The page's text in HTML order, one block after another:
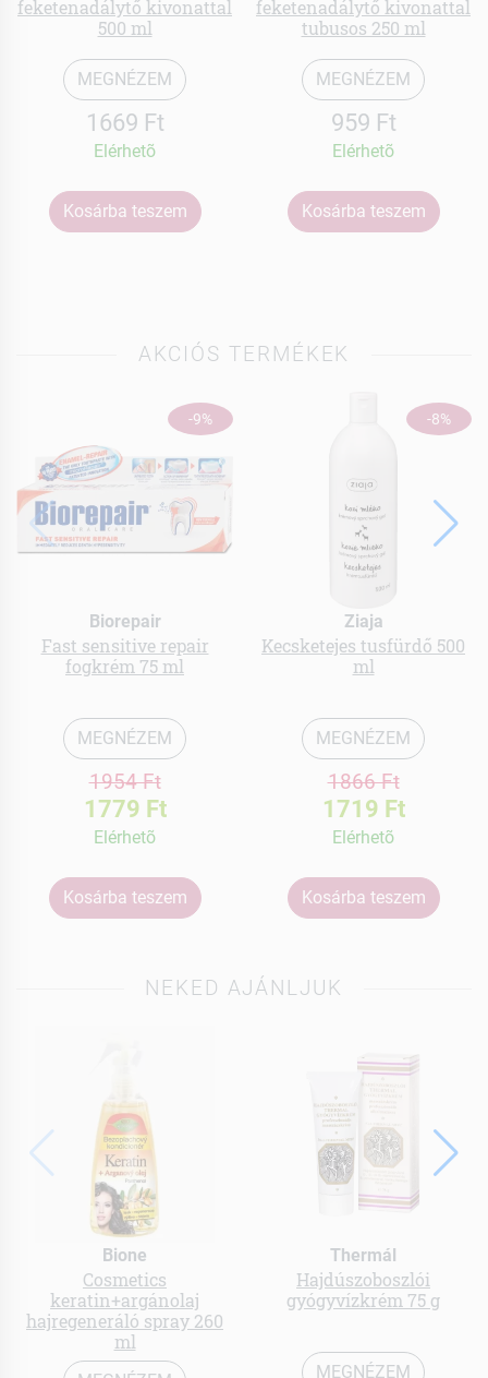
feketenadálytő kivonattal
500 ml
MEGNÉZEM
1669 Ft
Elérhetõ
Kosárba teszem
feketenadálytő kivonattal
tubusos 250 ml
MEGNÉZEM
959 Ft
Elérhetõ
Kosárba teszem
AKCIÓS TERMÉKEK
-9%
Biorepair
Fast sensitive repair
fogkrém 75 ml
MEGNÉZEM
1954 Ft
1779 Ft
Elérhetõ
Kosárba teszem
-8%
Ziaja
Kecsketejes tusfürdő 500
ml
MEGNÉZEM
1866 Ft
1719 Ft
Elérhetõ
Kosárba teszem
NEKED AJÁNLJUK
Bione
Cosmetics
keratin+argánolaj
hajregeneráló spray 260
ml
Thermál
Hajdúszoboszlói
gyógyvízkrém 75 g
MEGNÉZEM